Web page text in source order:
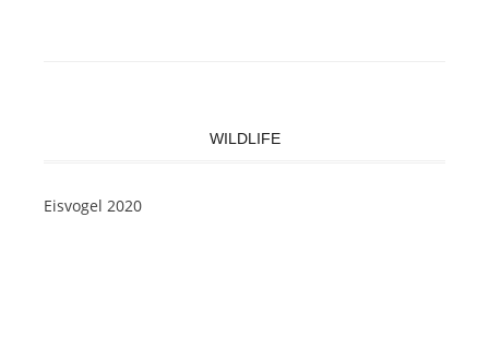
WILDLIFE
Eisvogel 2020